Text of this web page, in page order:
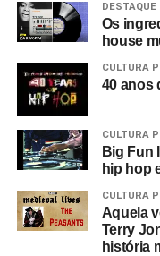
DESTAQUE
Os
house
CULTURA
40 anos
CULTURA
Big Fun
hip hop
CULTURA
Aquela
Terry
história